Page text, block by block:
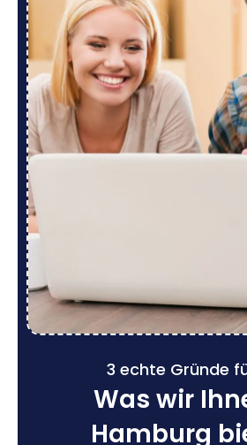
3 echte Gründe
Was wir
Hamburg